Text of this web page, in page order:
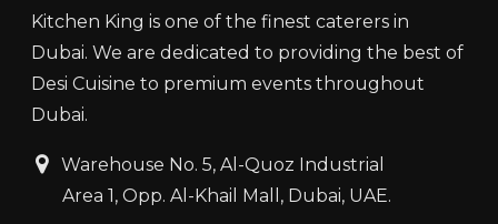
Kitchen King is one of the finest caterers in
Dubai. We are dedicated to providing the best of
Desi Cuisine to premium events throughout
Dubai.
‏‏‎ ‎‏‏ ‎‎‎‏‏‎Warehouse No. 5, Al-Quoz Industrial
‏‏‎ ‎‏‏‎ ‎‏‏‎ ‎‏‏‎ ‏‏‎ ‏‏‎ ‎‏‏‎ ‎‏‏‎‎Area 1, Opp. Al-Khail Mall, Dubai, UAE.